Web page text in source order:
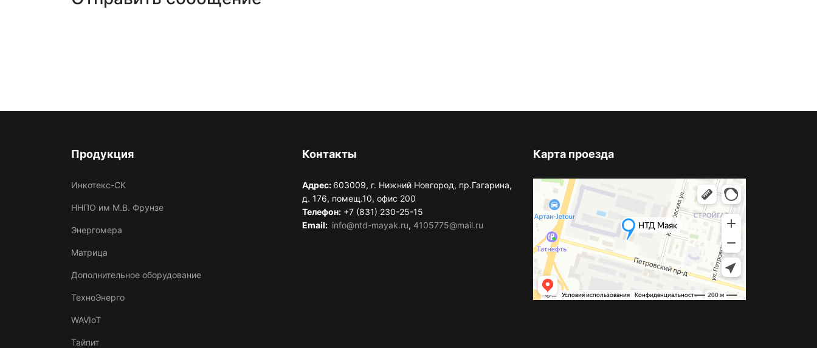
Продукция
Инкотекс-СК
ННПО им М.В. Фрунзе
Энергомера
Матрица
Дополнительное оборудование
ТехноЭнерго
WAVIoT
Тайпит
Контакты
Адрес: 603009, г. Нижний Новгород, пр.Гагарина,
д. 176, помещ.10, офис 200
Телефон: +7 (831) 230-25-15
Email: info@ntd-mayak.ru, 4105775@mail.ru
Карта проезда